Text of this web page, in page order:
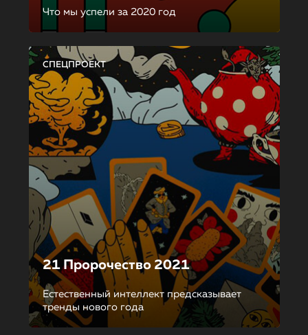
Что мы успели за 2020 год
СПЕЦПРОЕКТ
21 Пророчество 2021
Естественный интеллект предсказывает
тренды нового года